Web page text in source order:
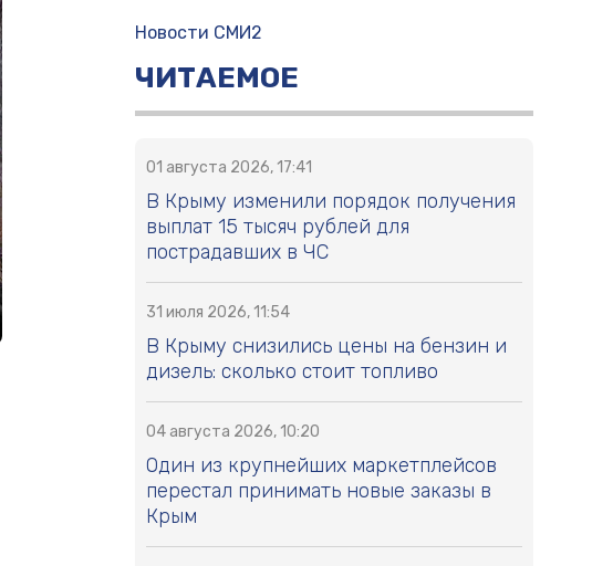
Новости СМИ2
ЧИТАЕМОЕ
01 августа 2026, 17:41
В Крыму изменили порядок получения
выплат 15 тысяч рублей для
пострадавших в ЧС
31 июля 2026, 11:54
В Крыму снизились цены на бензин и
дизель: сколько стоит топливо
04 августа 2026, 10:20
Один из крупнейших маркетплейсов
перестал принимать новые заказы в
Крым